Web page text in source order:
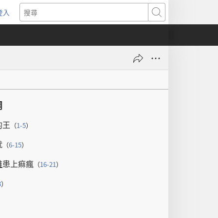
入
開
搜
尋
王 （1-5）
（6-15）
患上痲瘋 （16-21）
）